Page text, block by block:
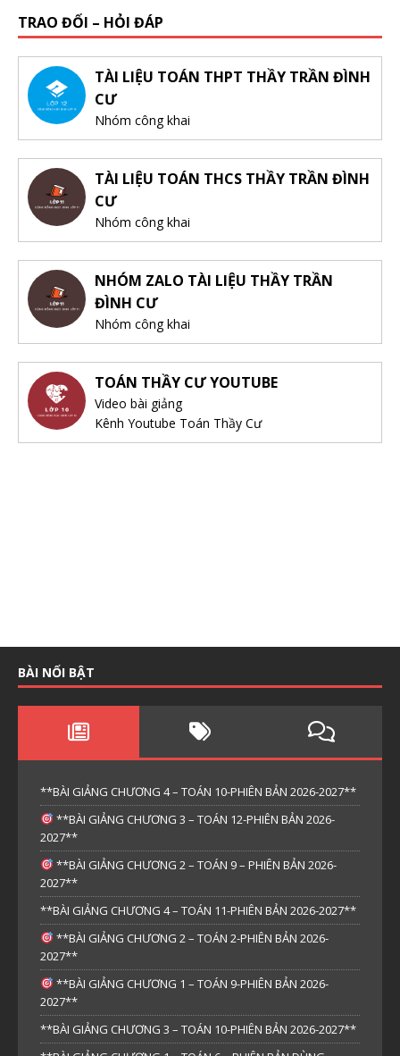
TRAO ĐỔI – HỎI ĐÁP
TÀI LIỆU TOÁN THPT THẦY TRẦN ĐÌNH
CƯ
Nhóm công khai
TÀI LIỆU TOÁN THCS THẦY TRẦN ĐÌNH
CƯ
Nhóm công khai
NHÓM ZALO TÀI LIỆU THẦY TRẦN
ĐÌNH CƯ
Nhóm công khai
TOÁN THẦY CƯ YOUTUBE
Video bài giảng
Kênh Youtube Toán Thầy Cư
BÀI NỔI BẬT
**BÀI GIẢNG CHƯƠNG 4 – TOÁN 10-PHIÊN BẢN 2026-2027**
**BÀI GIẢNG CHƯƠNG 3 – TOÁN 12-PHIÊN BẢN 2026-
2027**
**BÀI GIẢNG CHƯƠNG 2 – TOÁN 9 – PHIÊN BẢN 2026-
2027**
**BÀI GIẢNG CHƯƠNG 4 – TOÁN 11-PHIÊN BẢN 2026-2027**
**BÀI GIẢNG CHƯƠNG 2 – TOÁN 2-PHIÊN BẢN 2026-
2027**
**BÀI GIẢNG CHƯƠNG 1 – TOÁN 9-PHIÊN BẢN 2026-
2027**
**BÀI GIẢNG CHƯƠNG 3 – TOÁN 10-PHIÊN BẢN 2026-2027**